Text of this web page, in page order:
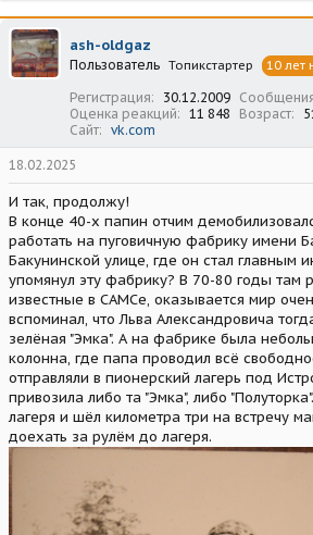
к
ц
и
и
ash-oldgaz
Пользователь Топикстартер 10 лет
Регистрация 30.12.2009
Оценка реакций
11 848 Возраст
Сайт
vk.com
18.02.2025
И так, продолжу!
В конце 40-х папин отчим
работать на пуговичную фабрику имени
Бакунинской улице, где он стал главным
упомянул эту фабрику? В 70-80 годы там
известные в САМСе, оказывается мир
вспоминал, что Льва Александровича
зелёная "Эмка". А на фабрике была
колонна, где папа проводил всё
отправляли в пионерский лагерь под
привозила либо та "Эмка", либо
лагеря и шёл километра три на встречу
доехать за рулём до лагеря.